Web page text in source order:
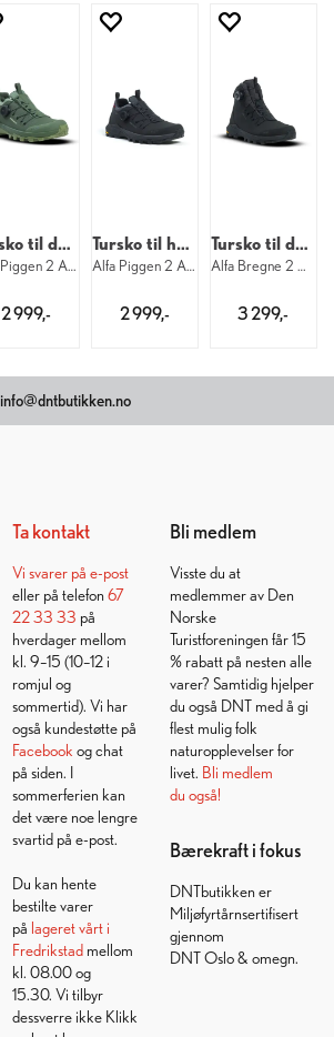
Tursko til dame
Alfa Piggen 2 APS GTX W 8860
2 999,-
Tursko til herre
Alfa Piggen 2 APS GTX M 1160
2 999,-
Tursko til dame
Alfa Bregne 2 APS GTX W 1160
3 299,-
info@dntbutikken.no
Ta kontakt
Vi svarer på e-post
eller på telefon 67
22 33 33 på
hverdager mellom
kl. 9–15 (10–12 i
romjul og
sommertid). Vi har
også kundestøtte på
Facebook og chat
på siden. I
sommerferien kan
det være noe lengre
svartid på e-post.
Du kan hente
bestilte varer
på lageret vårt i
Fredrikstadmellom
kl. 08.00 og
15.30. Vi tilbyr
dessverre ikke Klikk
Bli medlem
Visste du at
medlemmer av Den
Norske
Turistforeningen får 15
% rabatt på nesten alle
varer? Samtidig hjelper
du også DNT med å gi
flest mulig folk
naturopplevelser for
livet. Bli medlem
du også!
Bærekraft i fokus
DNTbutikken er
Miljøfyrtårnsertifisert
gjennom
DNT Oslo & omegn.